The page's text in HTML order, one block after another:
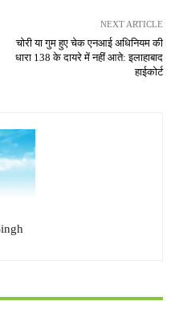
NEXT ARTICLE
चोरी या गुम हुए चेक एनआई अधिनियम की
धारा 138 के दायरे में नहीं आते: इलाहाबाद
हाईकोर्ट